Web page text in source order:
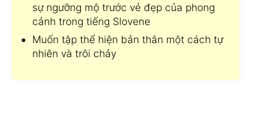
sự ngưỡng mộ trước vẻ đẹp của phong
cảnh trong tiếng Slovene
Muốn tập thể hiện bản thân một cách tự
nhiên và trôi chảy